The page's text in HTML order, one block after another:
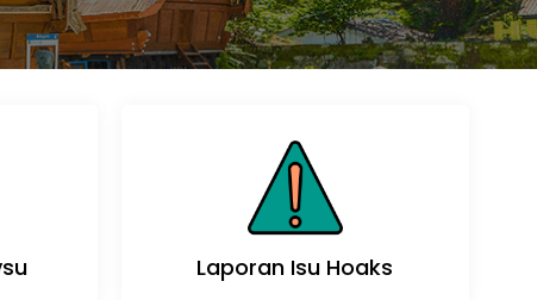
Laporan Isu Hoaks